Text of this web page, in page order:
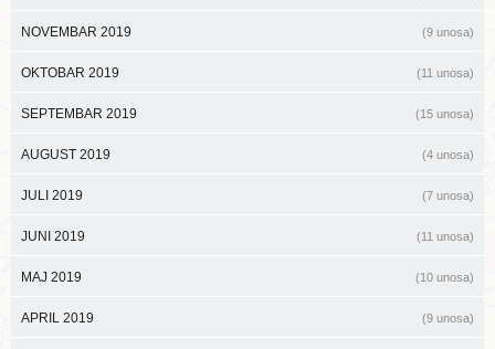
NOVEMBAR 2019 (9 unosa)
OKTOBAR 2019 (11 unosa)
SEPTEMBAR 2019 (15 unosa)
AUGUST 2019 (4 unosa)
JULI 2019 (7 unosa)
JUNI 2019 (11 unosa)
MAJ 2019 (10 unosa)
APRIL 2019 (9 unosa)